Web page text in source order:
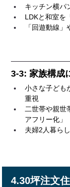
キッチン横パ
LDKと和室を
「回遊動線
3-3: 家族構成
小さな子ども
重視
二世帯や親世
アフリー化」
夫婦2人暮ら
4.30坪注文